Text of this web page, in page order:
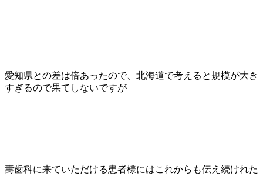
愛知県との差は倍あったので、北海道で考えると規模が大き
すぎるので果てしないですが
壽歯科に来ていただける患者様にはこれからも伝え続けれた